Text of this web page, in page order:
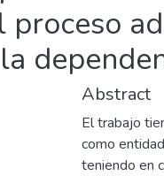
proceso
Abstract
El trabajo
como
teniendo en